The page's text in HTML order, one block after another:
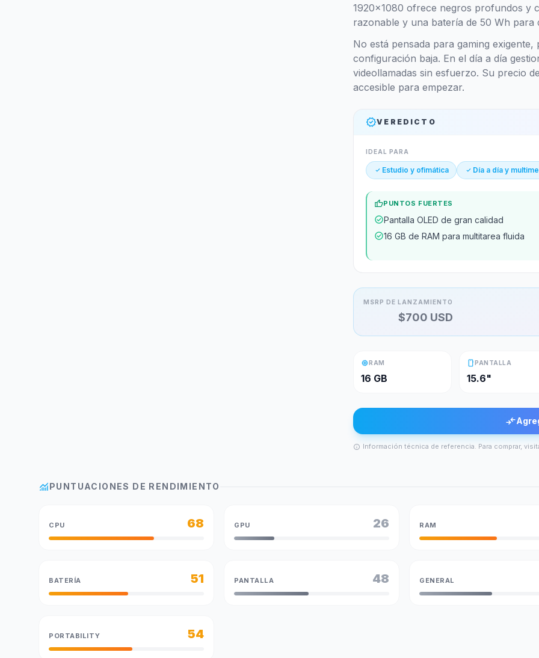
1920x1080 ofrece negros profundos y
razonable y una batería de 50 Wh para
No está pensada para gaming
configuración baja. En el día a día
videollamadas sin esfuerzo. Su precio
accesible para empezar.
verifiedVEREDICTO
IDEAL PARA
check_small Estudio y ofimática check_small Día a día y
thumb_upPUNTOS FUERTES
check_circlePantalla OLED de gran calidad
check_circle16 GB de RAM para multitarea fluida
MSRP DE LANZAMIENTO
$700 USD
memoryRAM
16 GB
smartphonePANTALLA
15.6"
compare_arrows
info Información técnica de referencia. Para comprar,
monitoringPUNTUACIONES DE RENDIMIENTO
CPU 68 GPU 26 RAM
BATERÍA 51 PANTALLA 48 GENERAL
PORTABILITY 54